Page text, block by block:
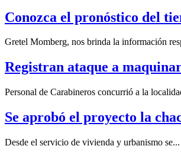
Conozca el pronóstico del
Gretel Momberg, nos brinda la información
Registran ataque a
Personal de Carabineros concurrió a la
Se aprobó el proyecto la
Desde el servicio de vivienda y urbanismo se...